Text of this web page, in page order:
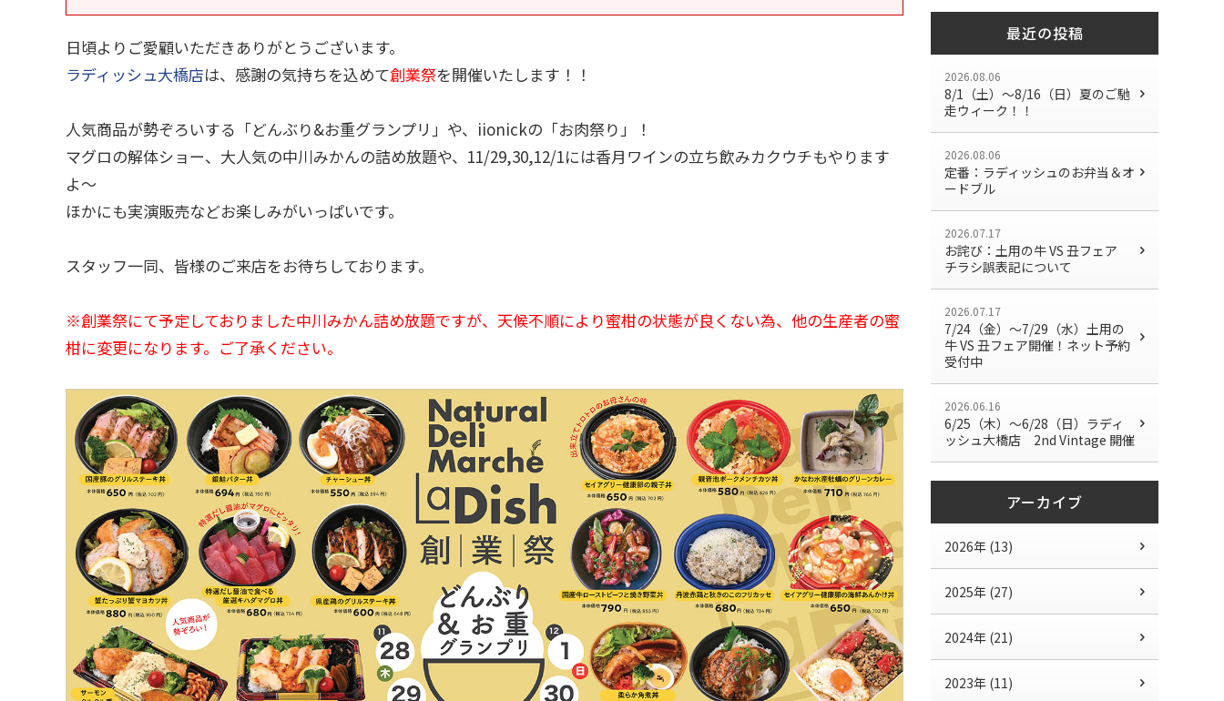
日頃よりご愛顧いただきありがとうございます。
ラディッシュ大橋店は、感謝の気持ちを込めて創業祭を開催いたします！！
人気商品が勢ぞろいする「どんぶり&お重グランプリ」や、iionickの「お肉祭り」！
マグロの解体ショー、大人気の中川みかんの詰め放題や、11/29,30,12/1には香月ワインの立ち飲みカクウチもやります
よ～
ほかにも実演販売などお楽しみがいっぱいです。
スタッフ一同、皆様のご来店をお待ちしております。
※創業祭にて予定しておりました中川みかん詰め放題ですが、天候不順により蜜柑の状態が良くない為、他の生産者の蜜
柑に変更になります。ご了承ください。
最近の投稿
2026.08.06
8/1（土）〜8/16（日）夏のご馳
走ウィーク！！
2026.08.06
定番：ラディッシュのお弁当＆オ
ードブル
2026.07.17
お詫び：土用の牛 VS 丑フェア
チラシ誤表記について
2026.07.17
7/24（金）〜7/29（水）土用の
牛 VS 丑フェア開催！ネット予約
受付中
2026.06.16
6/25（木）～6/28（日）ラディ
ッシュ大橋店 2nd Vintage 開催
アーカイブ
2026年 (13)
2025年 (27)
2024年 (21)
2023年 (11)